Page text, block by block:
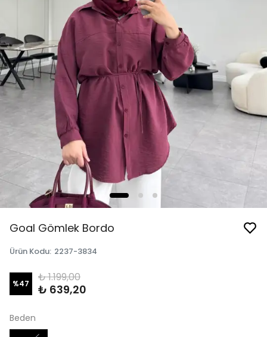
Goal Gömlek Bordo
Ürün Kodu: 2237-3834
%47 ₺ 1.199,00
₺ 639,20
Beden